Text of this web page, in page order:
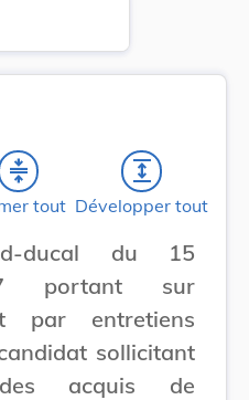
compress
tout
expand
Développer tout
ducal du 15
portant sur
par entretiens
sollicitant
acquis de